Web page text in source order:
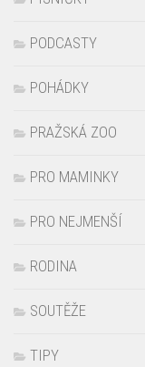
PODCASTY
POHÁDKY
PRAŽSKÁ ZOO
PRO MAMINKY
PRO NEJMENŠÍ
RODINA
SOUTĚŽE
TIPY